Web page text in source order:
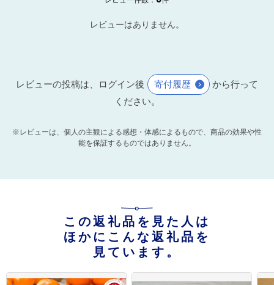
レビューはありません。
レビューの投稿は、ログイン後 寄付履歴
から行って
ください。
※レビューは、個人の主観による感想・体感によるもので、商品の効果や性
能を保証するものではありません。
この返礼品を見た人は
ほかにこんな返礼品を
見ています。